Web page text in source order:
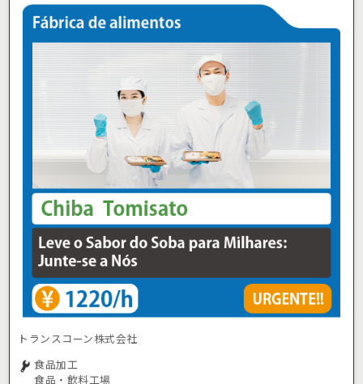
トランスコーン株式会社
食品加工
食品・飲料工場